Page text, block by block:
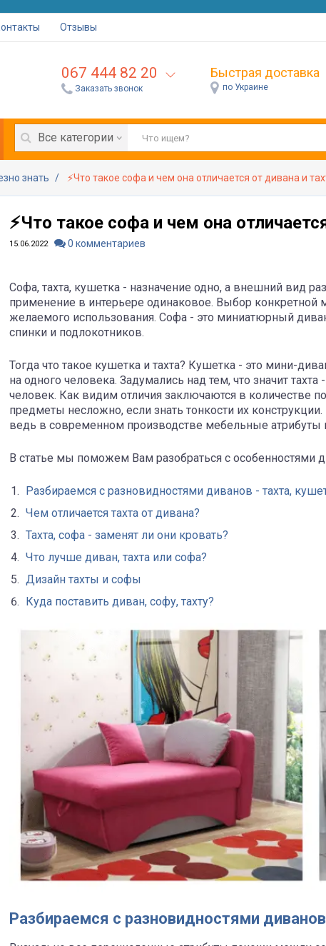
Отзывы
067 444 82 20
Заказать звонок
Быстрая доставка
по Украине
Все категории
знать ⚡Что такое софа и чем она отличается от дивана и
⚡Что такое софа и чем она
15.06.2022 0 комментариев
Софа, тахта, кушетка - назначение одно, а внешний вид
применение в интерьере одинаковое. Выбор конкретной
желаемого использования. Софа - это миниатюрный
спинки и подлокотников.
Тогда что такое кушетка и тахта? Кушетка - это мини-
на одного человека. Задумались над тем, что значит
человек. Как видим отличия заключаются в количестве
предметы несложно, если знать тонкости их
ведь в современном производстве мебельные
В статье мы поможем Вам разобраться с особенностями
Разбираемся с разновидностями диванов - тахта,
Чем отличается тахта от дивана?
Тахта, софа - заменят ли они кровать?
Что лучше диван, тахта или софа?
Дизайн тахты и софы
Куда поставить диван, софу, тахту?
Разбираемся с разновидностями